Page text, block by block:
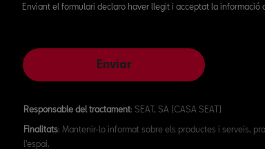
Enviant el formulari declaro haver llegit i acceptat la informació
Enviar
Responsable del tractament: SEAT, SA (CASA SEAT)
Finalitats: Mantenir-lo informat sobre els productes i serveis,
l'espai.